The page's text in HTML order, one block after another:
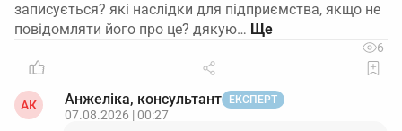
записується? які наслідки для підприємства, якщо не
повідомляти його про це? дякую…
6
АК Анжеліка, консультант ЕКСПЕРТ
07.08.2026 | 00:27